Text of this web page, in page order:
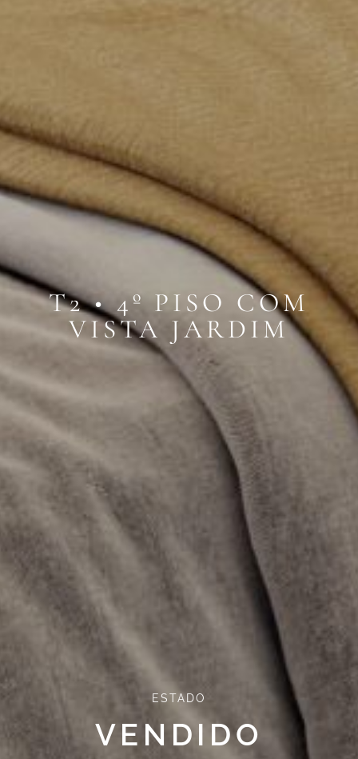
T2 • 4º PISO COM
VISTA JARDIM
ESTADO
VENDIDO